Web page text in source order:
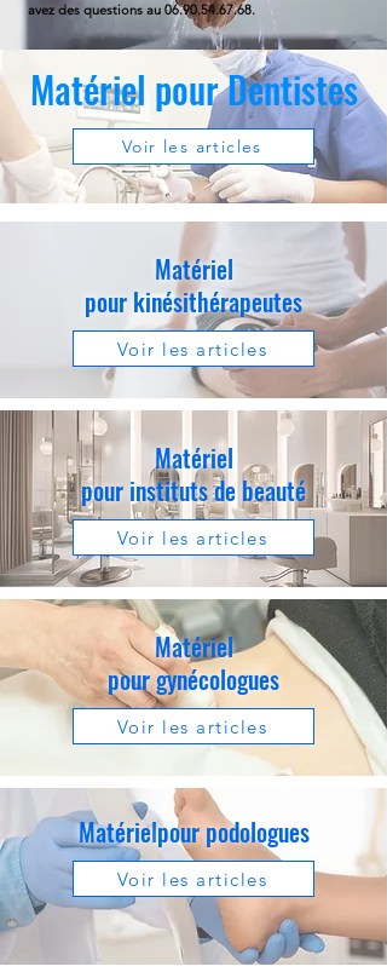
avez des questions au 06.90.54.67.68.
Matériel pour Dentistes
Voir les articles
Matériel
pour kinésithérapeutes
Voir les articles
Matériel
pour instituts de beauté
Voir les articles
Matériel
pour gynécologues
Voir les articles
Matérielpour podologues
Voir les articles